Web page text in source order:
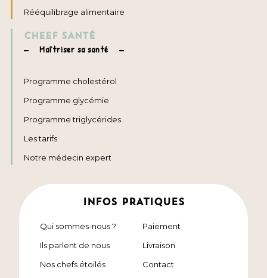
Rééquilibrage alimentaire
CHEEF SANTÉ
Maîtriser sa santé
Programme cholestérol
Programme glycémie
Programme triglycérides
Les tarifs
Notre médecin expert
INFOS PRATIQUES
Qui sommes-nous ?
Ils parlent de nous
Nos chefs étoilés
Paiement
Livraison
Contact